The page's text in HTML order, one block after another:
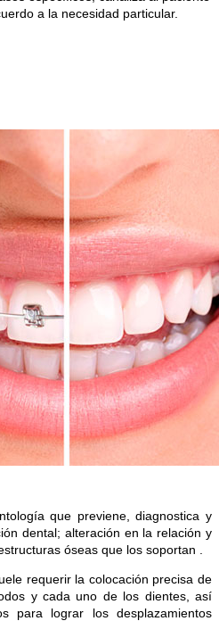
a la necesidad particular.
que previene, diagnostica y
dental; alteración en la relación y
óseas que los soportan .
requerir la colocación precisa de
y cada uno de los dientes, así
para lograr los desplazamientos